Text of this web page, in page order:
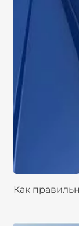
Как